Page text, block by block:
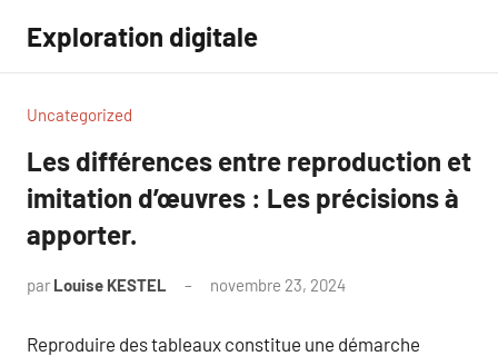
contenu
Exploration digitale
Uncategorized
Les différences entre reproduction et
imitation d’œuvres : Les précisions à
apporter.
par Louise KESTEL novembre 23, 2024
Reproduire des tableaux constitue une démarche